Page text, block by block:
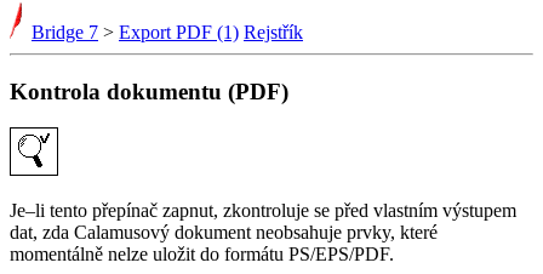
Bridge 7 > Export PDF (1) Rejstřík
Kontrola dokumentu (PDF)
Je–li tento přepínač zapnut, zkontroluje se před vlastním výstupem
dat, zda Calamusový dokument neobsahuje prvky, které
momentálně nelze uložit do formátu PS/EPS/PDF.